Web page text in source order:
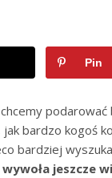
Pin
bardzo kogoś
bardziej
jeszcze